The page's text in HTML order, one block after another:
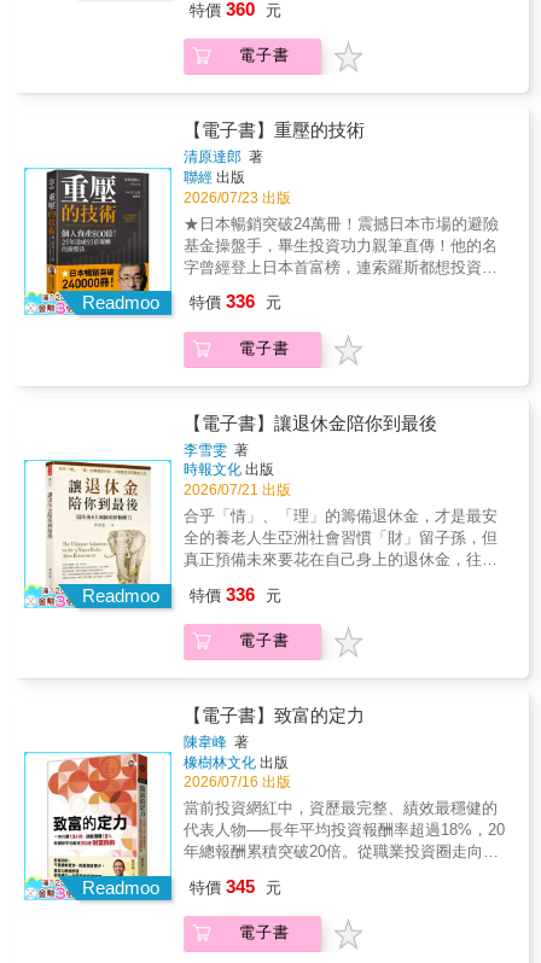
一間公司」一樣，盤點自己的現金、時間、能
價值的地方。 ● 看懂報酬與風險的關係，
分辨哪些錢可以投資，哪些錢必須留在身
邊。 ● 理解「免費」背後的代價，不再輕
易交出自己的時間、精神與注意力。 ● 為
失業、轉職、婚姻與家庭變化預留退路，在人
生出現意外時，仍然保有說「不」和重新選擇
的底氣。※更多精彩內容，請見本書【目錄】
本書特色1. 第一本結合「金融專業 x 經濟獨立
x 女性自我成長」的零基礎理財書！2. 不盲目
鼓吹投資，也不要求讀者犧牲生活品質來換取
安全感。作者提出「儲蓄、工作賺錢、資產增
值」三大主軸，主張要先找出符合個人風格與
生活方式的理財策略，再循序養成記帳、財務
整頓、提高自我價值、分散風險與合理投資的
能力。3.書封很可愛，放在IG/Threads擺拍很
變看待金錢的方式，就能改變自己的人生。」
──歌手 村上信五「就像在閱讀一部精彩小
說。」──未來屋書店碑文谷店 七戶祥希「這本
屋書店梅田本店 百百典孝「以金錢作為切入
點，清晰地傳達出社會運作的根本。」──淳久
堂書店池袋本店 森曉子「將我們的種種迷思逐
一梳理，化為具體可見的現實。 闔上書頁
時，心中已點亮一盞名為希望的燈。」──湘南
蔦屋書店 石山玲以
際水路；讓海外資產不只是帳戶數字，而是用
得到、能落地的全球現金流。★三道傳承防
線：全面解密跨國稅務、遺產稅與家庭交接資
料，讓你傳承給下一代的不只是全球財富，更
是提升下一代辨識好生意的財商能力。本書獨
家附贈｜台／美股投資工具箱 全球配置大補
帖：美股快篩、護城河股、投資組合回測……
15項投資工具一應俱全 30天行動計畫：盤點
資產、建立美元水塔、設定金字塔，將書中觀
念轉化為實際行動17位理財達人按讚推薦專文
推薦──艾 蜜 莉│《艾蜜莉–自由之路》版主雨
果│《雨果的投資理財生活觀》版主珊 迪 兔
│《精算媽咪的家計簿》Podcast 主持人楊 倩
琳│《小資變有錢》Podcast 主持人聰明主婦
科技與市場觀察者、《The Insight》版主專業
推薦──大叔美股筆記│美股財經評論家、《大
叔美股筆記》版主股 海 老 牛│理財達人、《股
《賺錢這檔事》Podcast主持人郝 旭 烈│財商
專家、《郝聲音》Podcast主持人陳 重 銘│財
經作家、《不敗教主－陳重銘》版主陳 詩 慧│
專業投資人、《陳詩慧 Daphne 投資x冥想》版
主康 樂 股 漲│CIIA國際投資分析師、《康樂股
漲 - 日股筆記》版主葉 芷 娟│財經節目主播、
主持人楊 禮 軒│投資理財講師、《算利教官－
財經》版主謝 富 旭│今周刊《存股助理電子
報》總編輯(按首字筆畫排列)
配置，創造超越薪資所得的穩定現金流，提早
事必建SOP」的思維帶入投資，結合十多年的
台／美股實戰經驗，引導上萬名學員建立一套
穿越牛熊市場週期，都能穩健獲利的全球資產
得來、用得到」的全球財富本書依據「觀念、
工具、資金、配置、防震、傳承」六大模組，
循序漸進帶領讀者建構一套資金回得來、用得
到的全球資產系統，三大核心亮點包括：★金
字塔配置法：以大盤型ETF穩住地基、世界級
企業驅動長期成長、趨勢部位參與高 成長，讓
你的跨國資產自動長大，終結「憑感覺看盤」
外券商、換匯到大額資金回流，一步步打通國
際水路；讓海外資產不只是帳戶數字，而是用
得到、能落地的全球現金流。★三道傳承防
線：全面解密跨國稅務、遺產稅與家庭交接資
是提升下一代辨識好生意的財商能力。本書獨
家附贈｜台／美股投資工具箱 全球配置大補
帖：美股快篩、護城河股、投資組合回測……
15項投資工具一應俱全 30天行動計畫：盤點
資產、建立美元水塔、設定金字塔，將書中觀
念轉化為實際行動17位理財達人按讚推薦專文
推薦──艾 蜜 莉│《艾蜜莉–自由之路》版主雨
果│《雨果的投資理財生活觀》版主珊 迪 兔
│《精算媽咪的家計簿》Podcast 主持人楊 倩
│《聰明主婦の生活投資學》版主The Insight│
科技與市場觀察者、《The Insight》版主專業
推薦──大叔美股筆記│美股財經評論家、《大
海老牛》版主冒 牌 生│年度百大暢銷作家、
《賺錢這檔事》Podcast主持人郝 旭 烈│財商
專家、《郝聲音》Podcast主持人陳 重 銘│財
經作家、《不敗教主－陳重銘》版主陳 詩 慧│
專業投資人、《陳詩慧 Daphne 投資x冥想》版
主康 樂 股 漲│CIIA國際投資分析師、《康樂股
漲 - 日股筆記》版主葉 芷 娟│財經節目主播、
楊禮軒》版主辣媽Shania│美債達人、《辣媽聊
財經》版主謝 富 旭│今周刊《存股助理電子
報》總編輯(按首字筆畫排列)
具有「純金」般難以取代的價值。榮獲金石
堂、博 客 來、誠 品 三大書店當月選書！【隨
書附贈】「財富自由．實踐隨測卡」一張✦✧✦
犯，毫不留情，絕不同情。在學校裡，投資理
財被當成一門科學來傳授，有清楚的公式和邏
輯推論。但在現實世界中，花錢其實是一門
「藝術」。花錢沒有放諸四海皆準的公式，沒
有既定的規則，它可以是祝福，也可以是詛
咒。如何善用金錢，讓自己的人生充滿意義且
不再後悔，是所有人一生的必修課。如果《致
富心態》是著眼於如何累積財富，《花錢的藝
術》則聚焦在如何運用財富，深刻剖析通往財
將學會：＊社會告訴我們該拿錢做的，不見得
是我們真正該做的事。＊最有吸引力的財務觀
念，往往很可能在未來帶給你最大的遺憾。＊
的支票。＊羨慕，就是承認自己不如人，說別
人在嫉妒，是一種極端的侮辱。＊一件商品要
你付出的代價，遠高於你在標籤上看到的價
格。＊再大的成功都會被貪婪摧毀，再動人的
機會也吸引不了不屑一顧的人。無論你早已財
富自由，還是持續努力精進自己，這本書都將
教你如何從已擁有的金錢中，獲取最大的價
置，看清楚自己接下來的追求。隨著財富逐漸
累積，你的人生，也將享受豐厚複利。▌全球各
界菁英權威好評【暢銷財經作家】綠角、【價
控股公司董事】克里斯．大衛【全球百萬暢銷
作家】馬克．曼森【暢銷作家，著有《如何理
財》和《有錢的女人》】珍．查茲基【「閱讀
前哨站」站長】瓦基【國立臺北科技大學資訊
與財金管理系教授】吳牧恩【財經媒體人、
《理財佑佑班》主持人】林帝佑【投資理財
YouTuber】柴鼠兄弟【Mr.Market市場先生、財
經作家】許繼元【阿爾發投顧董事長】陳志彥
【小資YP投資理財筆記版主】陳逸朴【年度暢
依姓名筆畫序排列▌來自全世界的最高讚譽《花
錢的藝術》讓讀者全面看清金錢本質，知道它
特價 360 元
電子書
Readmoo
【電子書】重壓的技術
清原達郎 著
聯經 出版
2026/07/23 出版
★日本暢銷突破24萬冊！震撼日本市場的避險
基金操盤手，畢生投資功力親筆直傳！他的名
字曾經登上日本首富榜，連索羅斯都想投資他
產……他是如何從底部力挽狂瀾，並打造出93
倍的驚人績效？「我沒有接班人，累積的避險
基金操盤訣竅無法傳承給後繼之人。於是，把
身分認真投資』的讀者參考。」──傳奇投資
人 清原達郎2005年，日本最後一次公布富豪
榜（後來因《個人資料保護法》制訂而不再公
布），列出過去一年繳稅額度最高的100人。儘
管眾多企業經營者都榜上有名，但這些企業主
所繳的稅金，卻都遠遜於一位以上班族身分進
入富豪榜的神祕人士。從繳稅額推估，這位年
收超過一百億日圓的上班族，正是本書的作者
──清原達郎。他究竟何許人也？如何創造如此
你的想法是少數派時，市場才會站在你這
邊。」投資的第一步是「懷疑常識」，想要在
股市中賺到超額報酬，就必須找出與眾人不同
法出錯時，就會遭逢重大的損失。讓偏見成為
盟友「所有的資訊都帶有偏見。」收集資訊
時，要先了解發布資訊的人是誰，才能加以自
主思考，校正其中隱含的偏誤。假如大多數的
投資人都因強烈偏見而影響投資判斷，就是獲
利的機會。買進乏人關注的小型股「買進被低
估的小型股，慢慢等待股價上漲。」無人關注
暴漲的潛力股，就要關注公司的淨現金比例，
以及經營者是否具備堅定的信念。隨時吸納新
資訊來調整決策「衡量機率切忌武斷。」買進
特價 336 元
電子書
Readmoo
【電子書】讓退休金陪你到最後
李雪雯 著
時報文化 出版
2026/07/21 出版
合乎「情」、「理」的籌備退休金，才是最安
全的養老人生亞洲社會習慣「財」留子孫，但
真正預備未來要花在自己身上的退休金，往往
用的風險存在，所以，如何有效避免退休金被
掏空、財富無力支撐到人生終站，別讓自己的
最後一哩路，無以為繼，這才是美好人生的開
財務：你的退休資產，總共有多少？風險二、
健康：若身體欠安，你有能力花錢買健康嗎？
風險三、安心：年輕時不婚不生，臨老時你要
怎麼辦？風險四、信任：錢是硬道理，但又是
誰才能幫你管錢？風險五、傳承：多子多孫多
煩惱，我要怎麼分配才對？
特價 336 元
電子書
Readmoo
【電子書】致富的定力
陳韋峰 著
橡樹林文化 出版
2026/07/16 出版
當前投資網紅中，資歷最完整、績效最穩健的
代表人物──長年平均投資報酬率超過18%，20
年總報酬累積突破20倍。從職業投資圈走向人
驗，帶你重建長期致富的思維藍圖，揭開投資
與人生真正的關鍵。「真正決定一個人能否長
久致富的，往往不是技巧，而是內在狀態。」
特價 345 元
電子書